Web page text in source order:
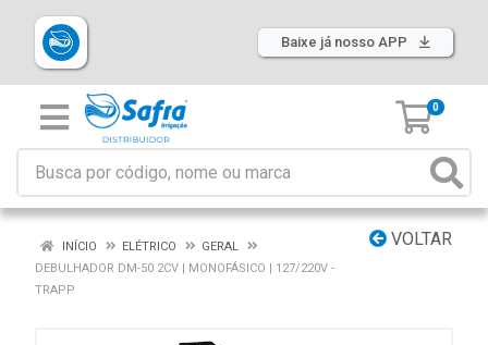
Baixe já nosso APP
0
VOLTAR
INÍCIO ELÉTRICO
GERAL
DEBULHADOR DM-50 2CV | MONOFÁSICO | 127/220V -
TRAPP